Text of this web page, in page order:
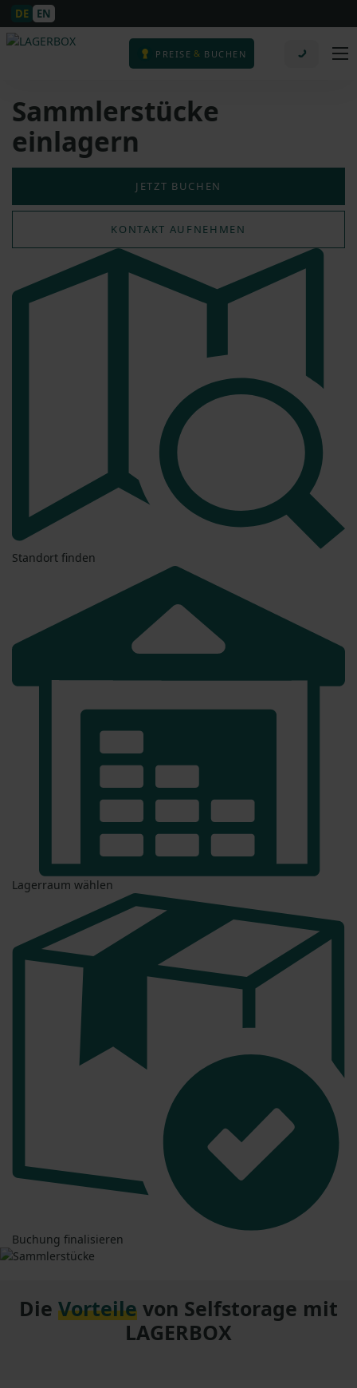
DE EN
PREISE & BUCHEN
Sammlerstücke
einlagern
JETZT BUCHEN
KONTAKT AUFNEHMEN
Standort finden
Lagerraum wählen
Buchung finalisieren
Die Vorteile von Selfstorage mit
LAGERBOX